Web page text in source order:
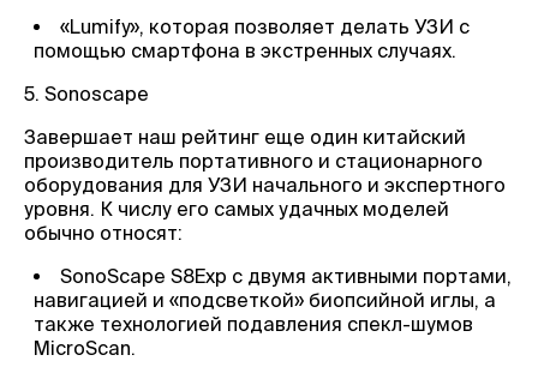
«Lumify», которая позволяет делать УЗИ с
помощью смартфона в экстренных случаях.
5. Sonoscape
Завершает наш рейтинг еще один китайский
производитель портативного и стационарного
оборудования для УЗИ начального и экспертного
уровня. К числу его самых удачных моделей
обычно относят:
SonoScape S8Exp с двумя активными портами,
навигацией и «подсветкой» биопсийной иглы, а
также технологией подавления спекл-шумов
MicroScan.